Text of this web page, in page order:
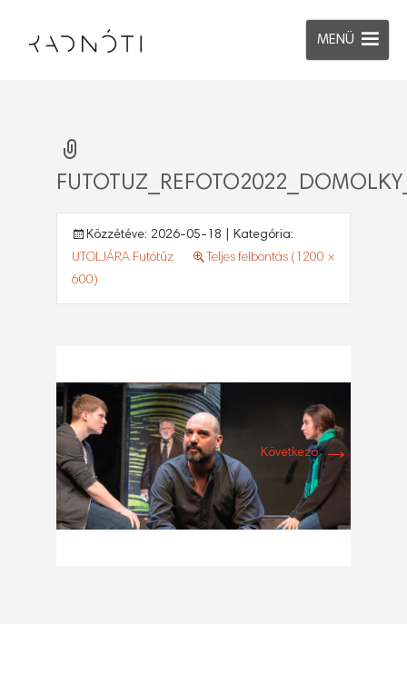
MENÜ
Közzétéve: 2026-05-18 | Kategória:
UTOLJÁRA Futótűz
Teljes felbontás (1200 ×
600)
Következő→